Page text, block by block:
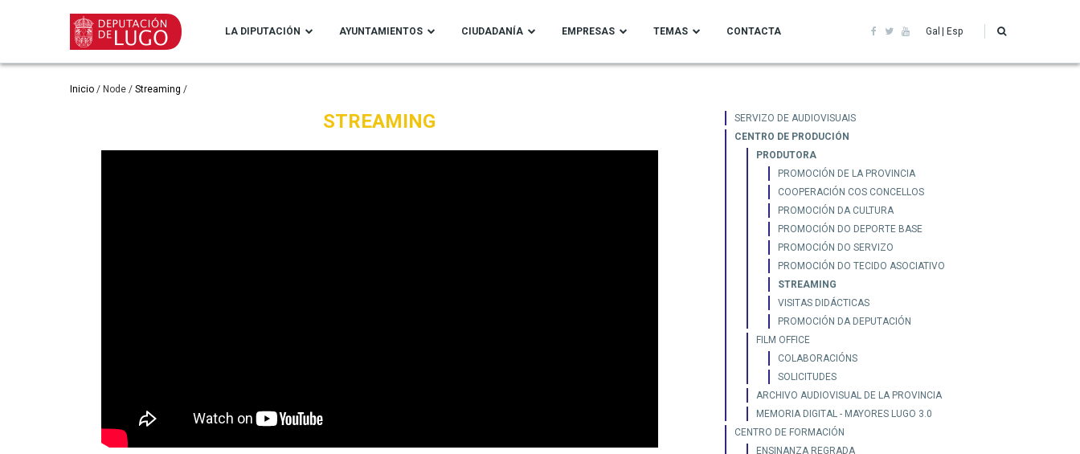
principal
LA DIPUTACIÓN AYUNTAMIENTOS CIUDADANÍA EMPRESAS TEMAS CONTACTA Gal Esp
Ruta
navegación
Inicio Node Streaming
STREAMING
Servizo
Audiovisuais
SERVIZO DE AUDIOVISUAIS
CENTRO DE PRODUCIÓN
PRODUTORA
PROMOCIÓN DE LA PROVINCIA
COOPERACIÓN COS CONCELLOS
PROMOCIÓN DA CULTURA
PROMOCIÓN DO DEPORTE BASE
PROMOCIÓN DO SERVIZO
PROMOCIÓN DO TECIDO ASOCIATIVO
STREAMING
VISITAS DIDÁCTICAS
PROMOCIÓN DA DEPUTACIÓN
FILM OFFICE
COLABORACIÓNS
SOLICITUDES
ARCHIVO AUDIOVISUAL DE LA PROVINCIA
MEMORIA DIGITAL - MAYORES LUGO 3.0
CENTRO DE FORMACIÓN
ENSINANZA REGRADA